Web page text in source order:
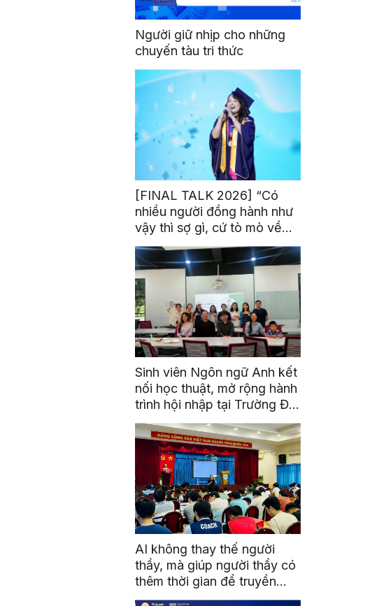
Người giữ nhịp cho những
chuyến tàu tri thức
[FINAL TALK 2026] “Có
nhiều người đồng hành như
vậy thì sợ gì, cứ tò mò về
thế giới thôi”
Sinh viên Ngôn ngữ Anh kết
nối học thuật, mở rộng hành
trình hội nhập tại Trường Đại
học Quốc gia Malaysia
AI không thay thế người
thầy, mà giúp người thầy có
thêm thời gian để truyền
cảm hứng